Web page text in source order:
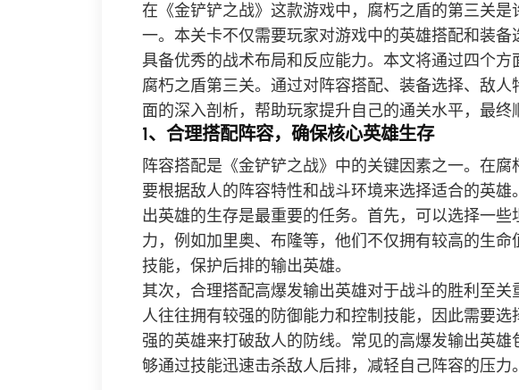
在《金铲铲之战》这款游戏中，腐朽之盾的第三关
一。本关卡不仅需要玩家对游戏中的英雄搭配和装
具备优秀的战术布局和反应能力。本文将通过四个
腐朽之盾第三关。通过对阵容搭配、装备选择、敌
面的深入剖析，帮助玩家提升自己的通关水平，最终
1、合理搭配阵容，确保核心英雄生存
阵容搭配是《金铲铲之战》中的关键因素之一。在
要根据敌人的阵容特性和战斗环境来选择适合的英
出英雄的生存是最重要的任务。首先，可以选择一些
力，例如加里奥、布隆等，他们不仅拥有较高的生命
技能，保护后排的输出英雄。
其次，合理搭配高爆发输出英雄对于战斗的胜利至
人往往拥有较强的防御能力和控制技能，因此需要
强的英雄来打破敌人的防线。常见的高爆发输出英
够通过技能迅速击杀敌人后排，减轻自己阵容的压力。